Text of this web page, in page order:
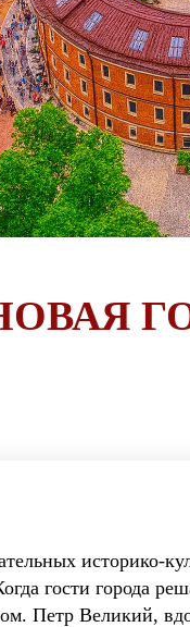
историко-
гости города
Петр Великий,